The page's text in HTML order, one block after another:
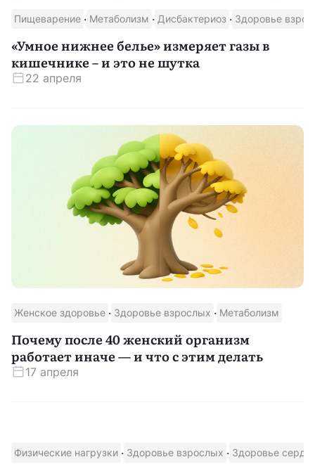
Пищеварение · Метаболизм · Дисбактериоз · Здоровье
«Умное нижнее белье» измеряет газы в
кишечнике – и это не шутка
22 апреля
Женское здоровье · Здоровье взрослых · Метаболизм
Почему после 40 женский организм
работает иначе — и что с этим делать
17 апреля
Физические нагрузки · Здоровье взрослых · Здоровье